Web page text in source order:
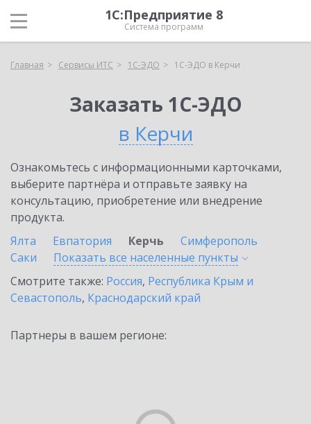
1С:Предприятие 8
Система программ
Главная Сервисы ИТС 1С-ЭДО 1С-ЭДО в Керчи
Заказать 1С-ЭДО
в Керчи
Ознакомьтесь с информационными карточками,
выберите партнёра и отправьте заявку на
консультацию, приобретение или внедрение
продукта.
Ялта
Евпатория Керчь
Симферополь
Саки
Показать все населенные пункты
Смотрите также: Россия, Республика Крым и
Севастополь, Краснодарский край
Партнеры в вашем регионе: